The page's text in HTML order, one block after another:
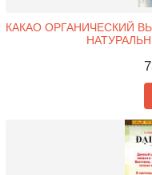
КАКАО ОРГАНИЧЕСКИЙ